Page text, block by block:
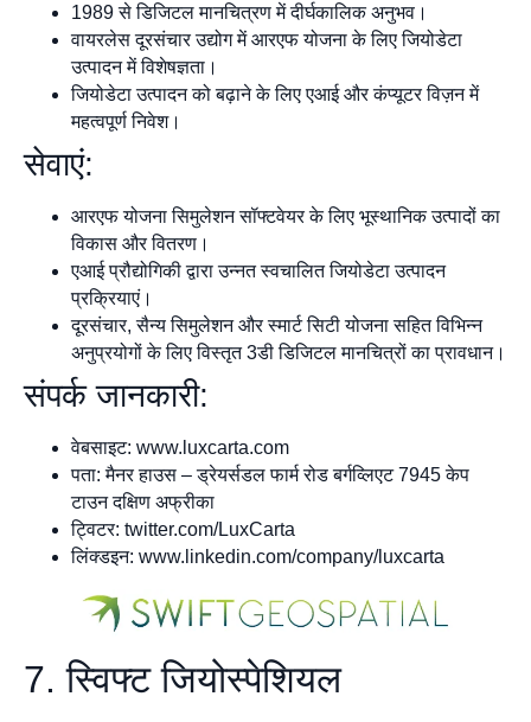
1989 से डिजिटल मानचित्रण में दीर्घकालिक अनुभव।
वायरलेस दूरसंचार उद्योग में आरएफ योजना के लिए जियोडेटा
उत्पादन में विशेषज्ञता।
जियोडेटा उत्पादन को बढ़ाने के लिए एआई और कंप्यूटर विज़न में
महत्वपूर्ण निवेश।
सेवाएं:
आरएफ योजना सिमुलेशन सॉफ्टवेयर के लिए भूस्थानिक उत्पादों का
विकास और वितरण।
एआई प्रौद्योगिकी द्वारा उन्नत स्वचालित जियोडेटा उत्पादन
प्रक्रियाएं।
दूरसंचार, सैन्य सिमुलेशन और स्मार्ट सिटी योजना सहित विभिन्न
अनुप्रयोगों के लिए विस्तृत 3डी डिजिटल मानचित्रों का प्रावधान।
संपर्क जानकारी:
वेबसाइट: www.luxcarta.com
पता: मैनर हाउस – ड्रेयर्सडल फार्म रोड बर्गव्लिएट 7945 केप
टाउन दक्षिण अफ्रीका
ट्विटर: twitter.com/LuxCarta
लिंक्डइन: www.linkedin.com/company/luxcarta
7. स्विफ्ट जियोस्पेशियल